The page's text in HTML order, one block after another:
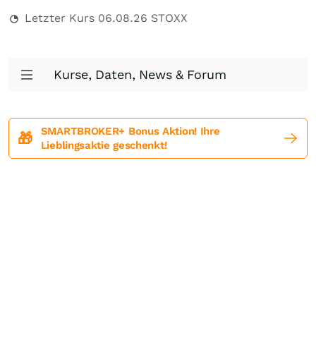
Letzter Kurs 06.08.26 STOXX
Kurse, Daten, News & Forum
🎁
SMARTBROKER+ Bonus Aktion! Ihre
Lieblingsaktie geschenkt!